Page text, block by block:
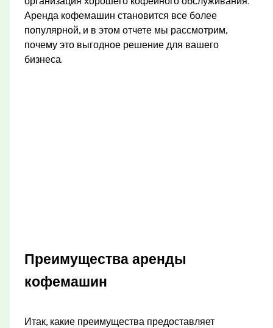
Аренда кофемашин становится все более
популярной, и в этом отчете мы рассмотрим,
почему это выгодное решение для вашего
бизнеса.
Преимущества аренды
кофемашин
Итак, какие преимущества предоставляет